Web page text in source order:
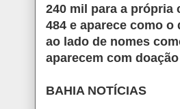
240 mil para a própria
484 e aparece como
ao lado de nomes
aparecem com
BAHIA NOTÍCIAS